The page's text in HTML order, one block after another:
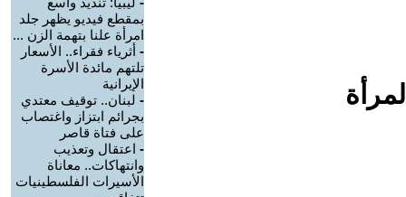
بمقطع فيديو يظهر جلد
امرأة علنا بتهمة الزن ...
- أثرياء فقراء.. الأسعار
تلتهم مائدة الأسرة
الإيرانية
- لبنان.. توقيف معتدي
بجرائم ابتزاز واغتصاب
على فتاة قاصر
- اعتقال وتعذيب
وانتهاكات.. معاناة
الأسيرات الفلسطينيات